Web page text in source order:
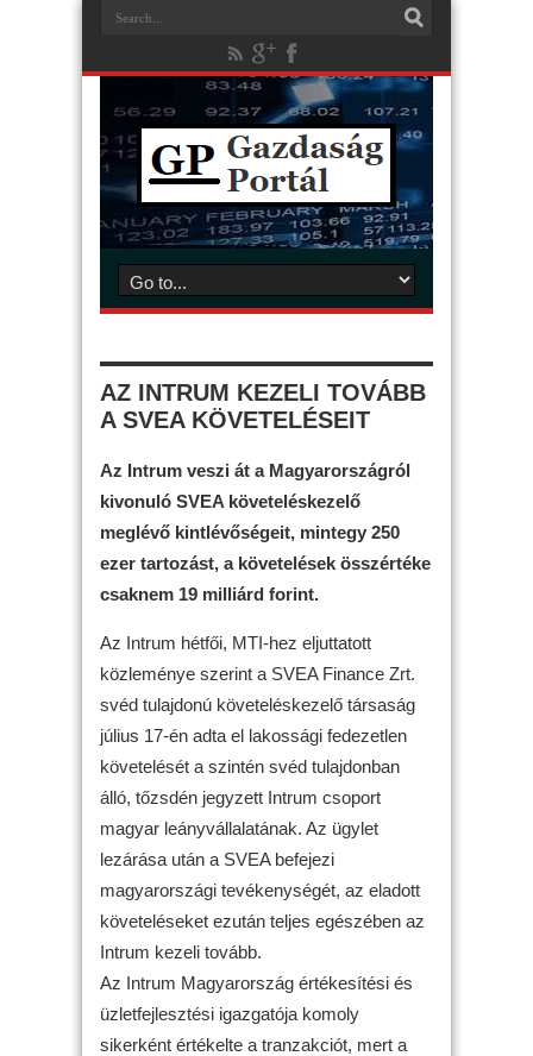
AZ INTRUM KEZELI TOVÁBB
A SVEA KÖVETELÉSEIT
Az Intrum veszi át a Magyarországról
kivonuló SVEA követeléskezelő
meglévő kintlévőségeit, mintegy 250
ezer tartozást, a követelések összértéke
csaknem 19 milliárd forint.
Az Intrum hétfői, MTI-hez eljuttatott
közleménye szerint a SVEA Finance Zrt.
svéd tulajdonú követeléskezelő társaság
július 17-én adta el lakossági fedezetlen
követelését a szintén svéd tulajdonban
álló, tőzsdén jegyzett Intrum csoport
magyar leányvállalatának. Az ügylet
lezárása után a SVEA befejezi
magyarországi tevékenységét, az eladott
követeléseket ezután teljes egészében az
Intrum kezeli tovább.
Az Intrum Magyarország értékesítési és
üzletfejlesztési igazgatója komoly
sikerként értékelte a tranzakciót, mert a